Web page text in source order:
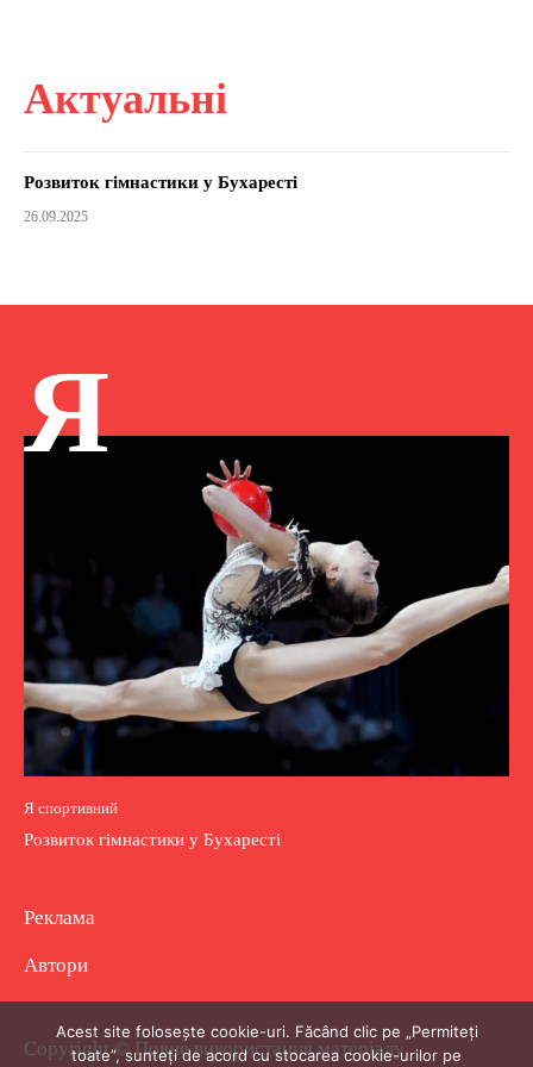
Актуальні
Розвиток гімнастики у Бухаресті
26.09.2025
Я
Я спортивний
Розвиток гімнастики у Бухаресті
Реклама
Автори
Copyright © Повне використання матеріалу
Acest site folosește cookie-uri. Făcând clic pe „Permiteți
toate”, sunteți de acord cu stocarea cookie-urilor pe